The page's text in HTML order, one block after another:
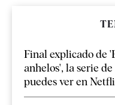
Final explicado de
anhelos', la serie
puedes ver en